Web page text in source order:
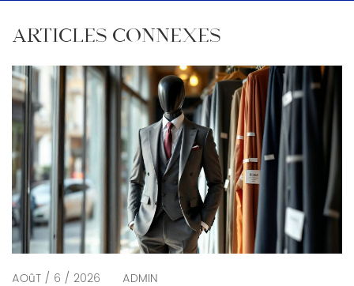
ARTICLES CONNEXES
AOûT / 6 / 2026 ADMIN